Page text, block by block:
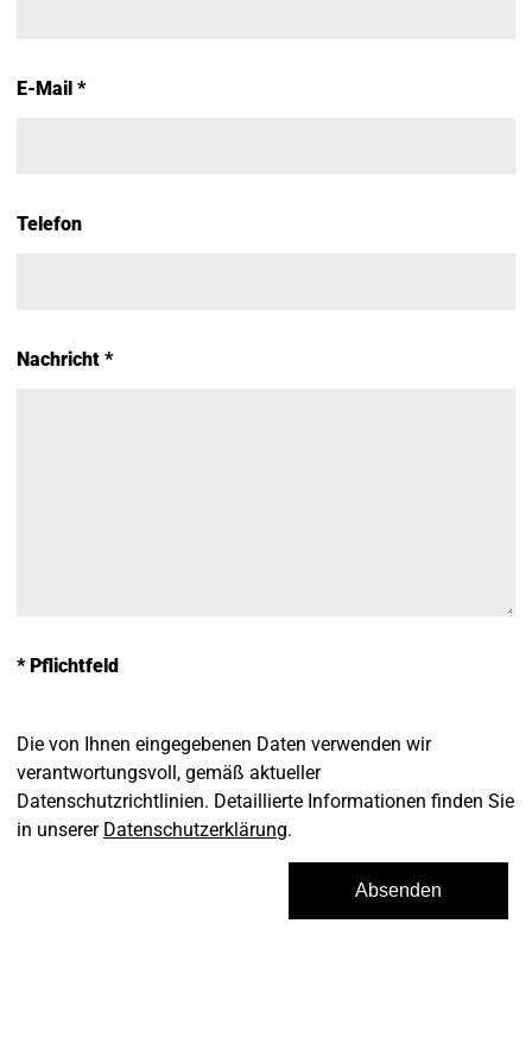
E-Mail *
Telefon
Nachricht *
* Pflichtfeld
Die von Ihnen eingegebenen Daten verwenden wir
verantwortungsvoll, gemäß aktueller
Datenschutzrichtlinien. Detaillierte Informationen finden Sie
in unserer Datenschutzerklärung.
Absenden